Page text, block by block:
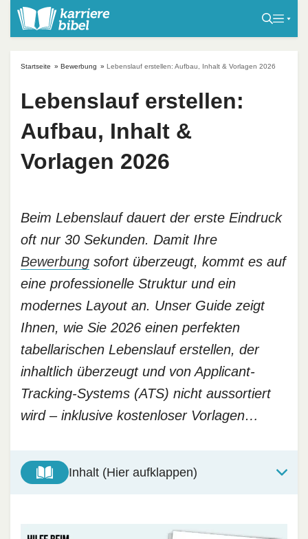
Startseite » Bewerbung » Lebenslauf erstellen: Aufbau, Inhalt & Vorlagen 2026
Lebenslauf erstellen:
Aufbau, Inhalt &
Vorlagen 2026
Beim Lebenslauf dauert der erste Eindruck
oft nur 30 Sekunden. Damit Ihre
Bewerbung sofort überzeugt, kommt es auf
eine professionelle Struktur und ein
modernes Layout an. Unser Guide zeigt
Ihnen, wie Sie 2026 einen perfekten
tabellarischen Lebenslauf erstellen, der
inhaltlich überzeugt und von Applicant-
Tracking-Systems (ATS) nicht aussortiert
wird – inklusive kostenloser Vorlagen…
Inhalt (Hier aufklappen)